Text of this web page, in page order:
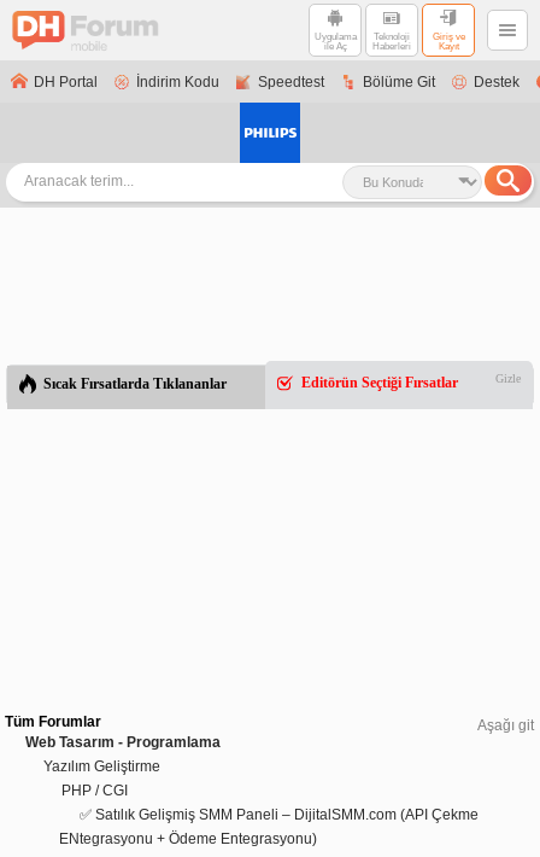
Uygulama
ile Aç
Teknoloji
Haberleri
Giriş ve
Kayıt
DH Portal İndirim Kodu Speedtest Bölüme Git Destek
Sıcak Fırsatlarda Tıklananlar Editörün Seçtiği Fırsatlar Gizle
Aşağı git
Tüm Forumlar
Web Tasarım - Programlama
Yazılım Geliştirme
PHP / CGI
✅ Satılık Gelişmiş SMM Paneli – DijitalSMM.com (API Çekme
ENtegrasyonu + Ödeme Entegrasyonu)